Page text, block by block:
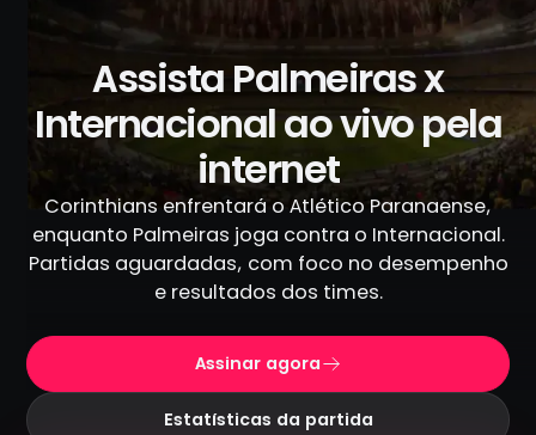
+500.000 usuários já se livraram da TV a cabo
Assista Palmeiras x
Internacional ao vivo pela
internet
Corinthians enfrentará o Atlético Paranaense,
enquanto Palmeiras joga contra o Internacional.
Partidas aguardadas, com foco no desempenho
e resultados dos times.
Assinar agora
Estatísticas da partida